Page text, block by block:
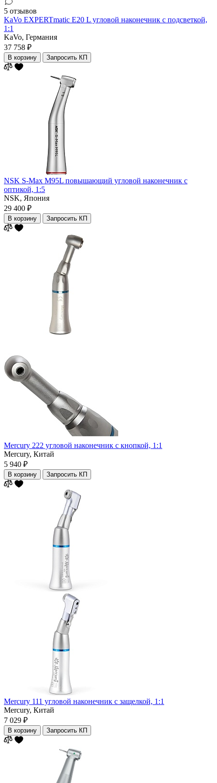
5 отзывов
KaVo EXPERTmatic E20 L угловой наконечник с подсветкой,
1:1
KaVo, Германия
37 758 ₽
В корзину Запросить КП
NSK S-Max M95L повышающий угловой наконечник с
оптикой, 1:5
NSK, Япония
29 400 ₽
В корзину Запросить КП
Mercury 222 угловой наконечник с кнопкой, 1:1
Mercury, Китай
5 940 ₽
В корзину Запросить КП
Mercury 111 угловой наконечник с защелкой, 1:1
Mercury, Китай
7 029 ₽
В корзину Запросить КП